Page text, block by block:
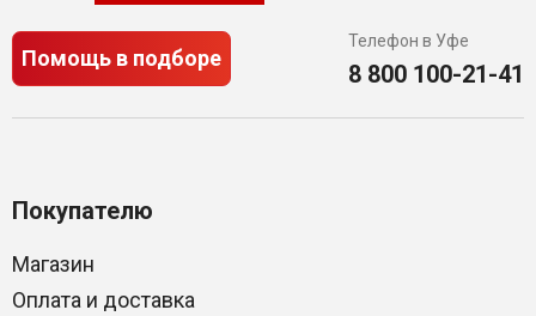
Помощь в подборе
Телефон в Уфе
8 800 100-21-41
Покупателю
Магазин
Оплата и доставка